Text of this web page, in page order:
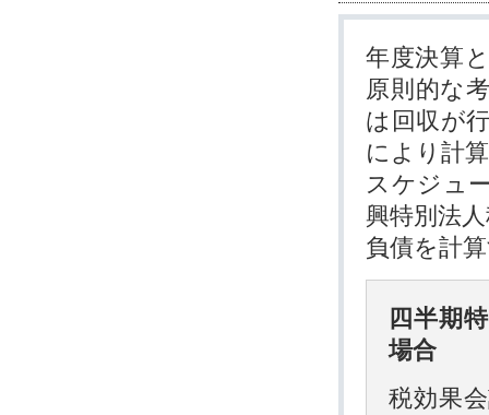
年度決算
原則的な
は回収が
により計
スケジュ
興特別法
負債を計
四半期
場合
税効果